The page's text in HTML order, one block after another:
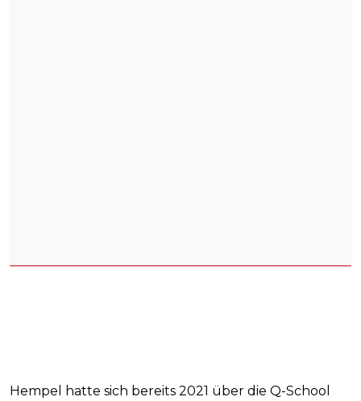
Hempel hatte sich bereits 2021 über die Q-School